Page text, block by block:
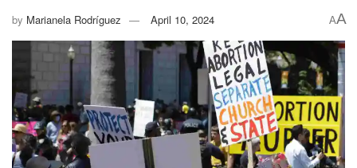
by Marianela Rodríguez April 10, 2024 AA